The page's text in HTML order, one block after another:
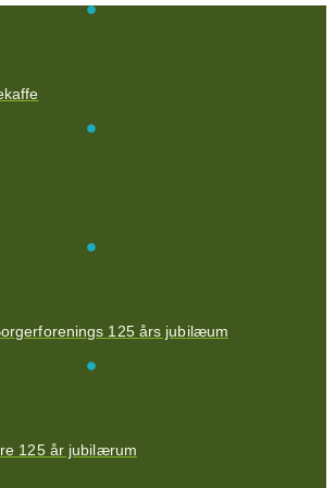
125 års jubilæum
125 år jubilærum